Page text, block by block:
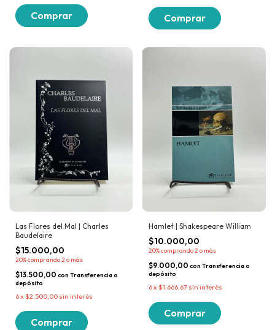
Las Flores del Mal | Charles
Baudelaire
$15.000,00
20%comprando 2 o más
$13.500,00 con Transferencia o
depósito
6x $2.500,00 sin interés
Hamlet | Shakespeare William
$10.000,00
20%comprando 2 o más
$9.000,00 con Transferencia o
depósito
6x $1.666,67 sin interés